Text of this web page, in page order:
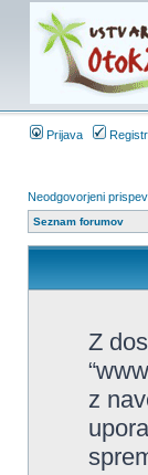
Prijava
Neodgovorjeni
Seznam forumov
Z
z